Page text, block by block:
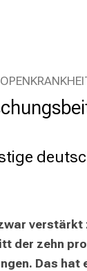
verstärkt
der zehn
Das hat